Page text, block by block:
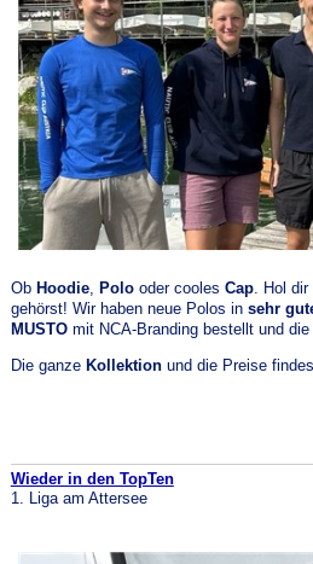
Ob Hoodie, Polooder cooles Cap. Hol dir
gehörst! Wir haben neue Polos in sehr
MUSTOmit NCA-Branding bestellt und die
Die ganze Kollektionund die Preise
Wieder in den TopTen
1. Liga am Attersee